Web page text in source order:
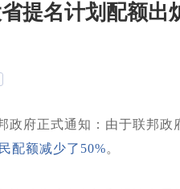
提名计划配额
政府正式通知：由于联邦政
配额减少了50%。